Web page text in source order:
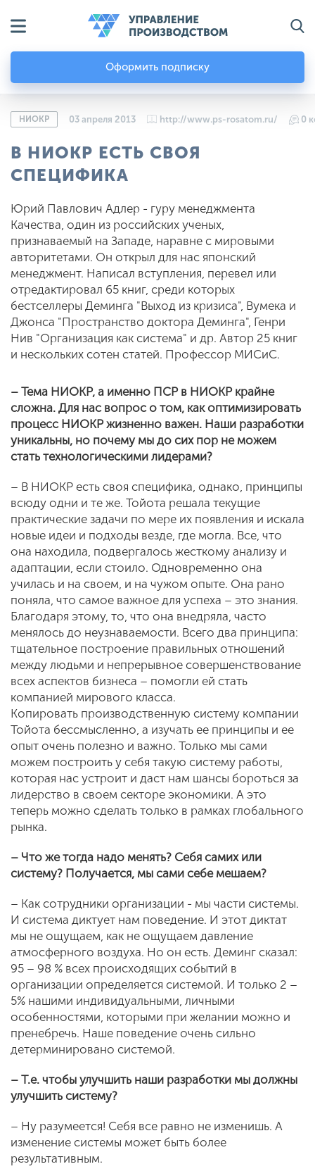
Оформить подписку
НИОКР 03 апреля 2013 http://www.ps-rosatom.ru/ 0
В НИОКР ЕСТЬ СВОЯ
СПЕЦИФИКА
Юрий Павлович Адлер - гуру менеджмента
Качества, один из российских ученых,
признаваемый на Западе, наравне с мировыми
авторитетами. Он открыл для нас японский
менеджмент. Написал вступления, перевел или
отредактировал 65 книг, среди которых
бестселлеры Деминга "Выход из кризиса", Вумека и
Джонса "Пространство доктора Деминга", Генри
Нив "Организация как система" и др. Автор 25 книг
и нескольких сотен статей. Профессор МИСиС.
– Тема НИОКР, а именно ПСР в НИОКР крайне
сложна. Для нас вопрос о том, как оптимизировать
процесс НИОКР жизненно важен. Наши разработки
уникальны, но почему мы до сих пор не можем
стать технологическими лидерами?
– В НИОКР есть своя специфика, однако, принципы
всюду одни и те же. Тойота решала текущие
практические задачи по мере их появления и искала
новые идеи и подходы везде, где могла. Все, что
она находила, подвергалось жесткому анализу и
адаптации, если стоило. Одновременно она
училась и на своем, и на чужом опыте. Она рано
поняла, что самое важное для успеха – это знания.
Благодаря этому, то, что она внедряла, часто
менялось до неузнаваемости. Всего два принципа:
тщательное построение правильных отношений
между людьми и непрерывное совершенствование
всех аспектов бизнеса – помогли ей стать
компанией мирового класса.
Копировать производственную систему компании
Тойота бессмысленно, а изучать ее принципы и ее
опыт очень полезно и важно. Только мы сами
можем построить у себя такую систему работы,
которая нас устроит и даст нам шансы бороться за
лидерство в своем секторе экономики. А это
теперь можно сделать только в рамках глобального
рынка.
– Что же тогда надо менять? Себя самих или
систему? Получается, мы сами себе мешаем?
– Как сотрудники организации - мы части системы.
И система диктует нам поведение. И этот диктат
мы не ощущаем, как не ощущаем давление
атмосферного воздуха. Но он есть. Деминг сказал:
95 – 98 % всех происходящих событий в
организации определяется системой. И только 2 –
5% нашими индивидуальными, личными
особенностями, которыми при желании можно и
пренебречь. Наше поведение очень сильно
детерминировано системой.
– Т.е. чтобы улучшить наши разработки мы должны
улучшить систему?
– Ну разумеется! Себя все равно не изменишь. А
изменение системы может быть более
результативным.